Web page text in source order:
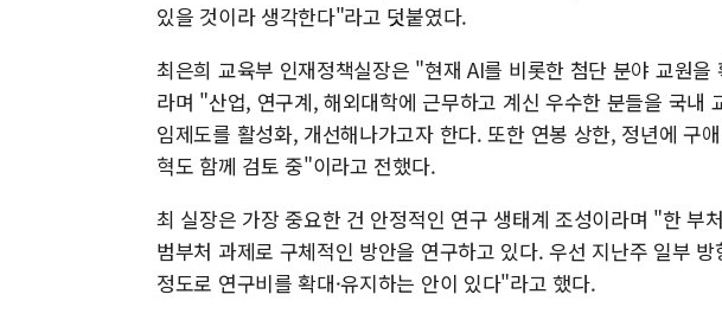
있을 것이라 생각한다"라고 덧붙였다.
최은희 교육부 인재정책실장은 "현재 AI를 비롯한 첨단 분야 교원
라며 "산업, 연구계, 해외대학에 근무하고 계신 우수한 분들을 국내
임제도를 활성화, 개선해나가고자 한다. 또한 연봉 상한, 정년에 구
혁도 함께 검토 중"이라고 전했다.
최 실장은 가장 중요한 건 안정적인 연구 생태계 조성이라며 "한 부
범부처 과제로 구체적인 방안을 연구하고 있다. 우선 지난주 일부
정도로 연구비를 확대·유지하는 안이 있다"라고 했다.